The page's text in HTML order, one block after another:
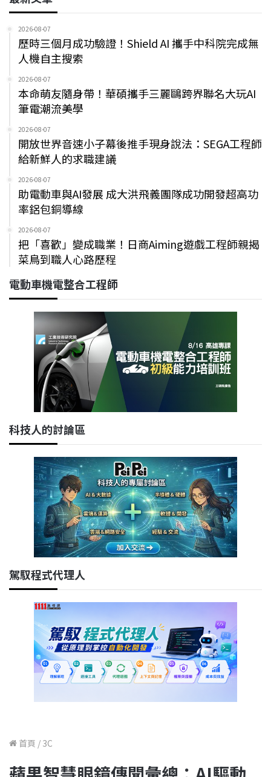
2026-08-07
歷時三個月成功驗證！Shield AI 攜手中科院完成無
人機自主搜索
2026-08-07
本命萌友隨身帶！華碩攜手三麗鷗跨界聯名大玩AI
筆電潮流美學
2026-08-07
開放世界音速小子幕後推手現身說法：SEGA工程師
給新鮮人的求職建議
2026-08-07
助電動車與AI發展 成大洪飛義團隊成功開發超高功
率鋁包銅導線
2026-08-07
把「喜歡」變成職業！日商Aiming遊戲工程師親揭
菜鳥到職人心路歷程
電動車機電整合工程師
科技人的討論區
駕馭程式代理人